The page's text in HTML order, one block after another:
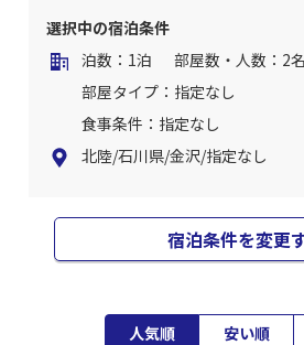
選択中の宿泊条件
泊数：1泊
部屋数・人数：2
部屋タイプ：指定なし
食事条件：指定なし
北陸/石川県/金沢/指定なし
宿泊条件を変更
人気順 安い順